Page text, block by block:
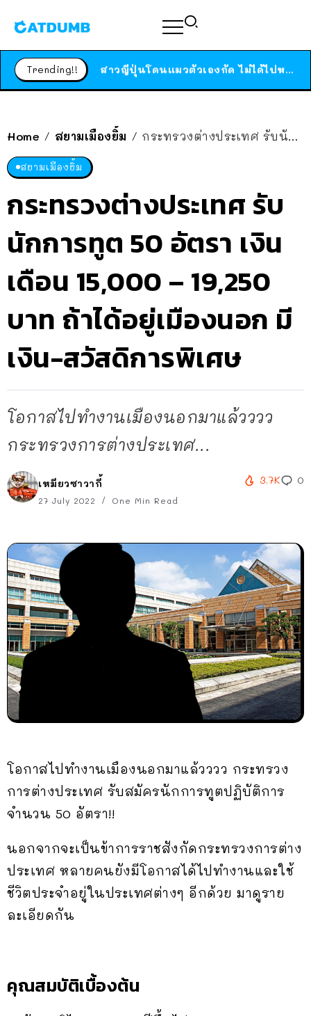
Trending!! ได้เวลาเด็กหนวดรวมตัว RF Online Next เปิดให้เล่นแล้ว เกม Sci-Fi MMORPG ระดับตำนาน เล่นได้ทั้งมือถือและ PC
สาวญี่ปุ่นโดนแมวตัวเองกัด ไม่ได้ไปหาหมอตั้งแต่เนิ่นๆ สุดท้ายขาบวม กลายเป็นโรคเนื้อเน่า เตือนทาสแมวทั้งหลายให้ระวัง
Home / สยามเมืองยิ้ม / กระทรวงต่างประเทศ รับนักการทูต 50 อัตรา เงินเดือน 15,000 – 19,250 บาท ถ้าได้อยู่เมืองนอก มีเงิน-สวัสดิการพิเศษ
สยามเมืองยิ้ม
กระทรวงต่างประเทศ รับ
นักการทูต 50 อัตรา เงิน
เดือน 15,000 – 19,250
บาท ถ้าได้อยู่เมืองนอก มี
เงิน-สวัสดิการพิเศษ
โอกาสไปทำงานเมืองนอกมาแล้วววว
กระทรวงการต่างประเทศ...
เหมียวซาวากี้
27 July 2022 One Min Read
3.7K 0
โอกาสไปทำงานเมืองนอกมาแล้วววว กระทรวง
การต่างประเทศ รับสมัครนักการทูตปฏิบัติการ
จำนวน 50 อัตรา!!
นอกจากจะเป็นข้าการราชสังกัดกระทรวงการต่าง
ประเทศ หลายคนยังมีโอกาสได้ไปทำงานและใช้
ชีวิตประจำอยู่ในประเทศต่างๆ อีกด้วย มาดูราย
ละเอียดกัน
คุณสมบัติเบื้องต้น